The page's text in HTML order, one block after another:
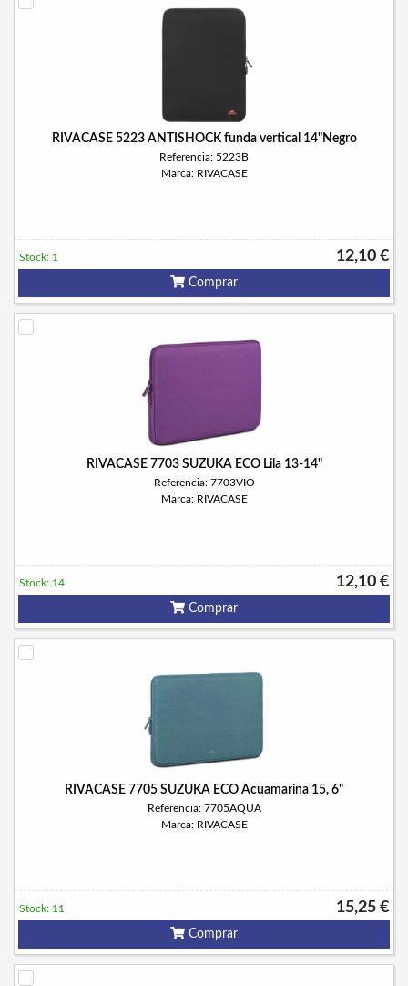
RIVACASE 5223 ANTISHOCK funda vertical 14"Negro
Referencia: 5223B
Marca: RIVACASE
12,10 €
Stock: 1
Comprar
RIVACASE 7703 SUZUKA ECO Lila 13-14"
Referencia: 7703VIO
Marca: RIVACASE
12,10 €
Stock: 14
Comprar
RIVACASE 7705 SUZUKA ECO Acuamarina 15, 6"
Referencia: 7705AQUA
Marca: RIVACASE
15,25 €
Stock: 11
Comprar